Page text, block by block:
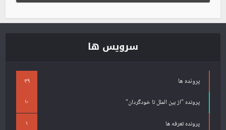
سرویس ها
پرونده ها ۴۹
پرونده "از بین الملل تا خودگردان" ۱۰
پرونده تعرفه ها ۱